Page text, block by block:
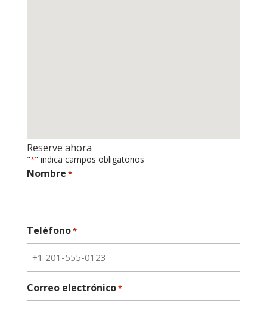
Reserve ahora
"*" indica campos obligatorios
Nombre *
Teléfono*
Correo electrónico*